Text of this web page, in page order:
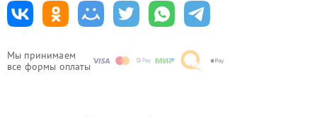
Мы принимаем
все формы оплаты